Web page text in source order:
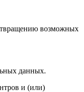
возможных
данных.
и (или)